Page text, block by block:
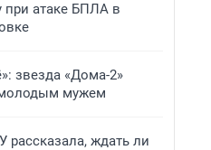
при атаке БПЛА в
звезда «Дома-2»
мужем
рассказала, ждать ли